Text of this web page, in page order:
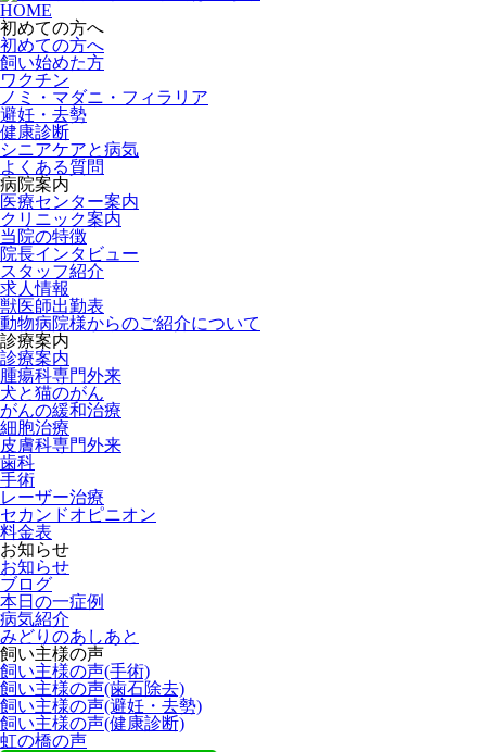
HOME
初めての方へ
初めての方へ
飼い始めた方
ワクチン
ノミ・マダニ・フィラリア
避妊・去勢
健康診断
シニアケアと病気
よくある質問
病院案内
医療センター案内
クリニック案内
当院の特徴
院長インタビュー
スタッフ紹介
求人情報
獣医師出勤表
動物病院様からのご紹介について
診療案内
診療案内
腫瘍科専門外来
犬と猫のがん
がんの緩和治療
細胞治療
皮膚科専門外来
歯科
手術
レーザー治療
セカンドオピニオン
料金表
お知らせ
お知らせ
ブログ
本日の一症例
病気紹介
みどりのあしあと
飼い主様の声
飼い主様の声(手術)
飼い主様の声(歯石除去)
飼い主様の声(避妊・去勢)
飼い主様の声(健康診断)
虹の橋の声